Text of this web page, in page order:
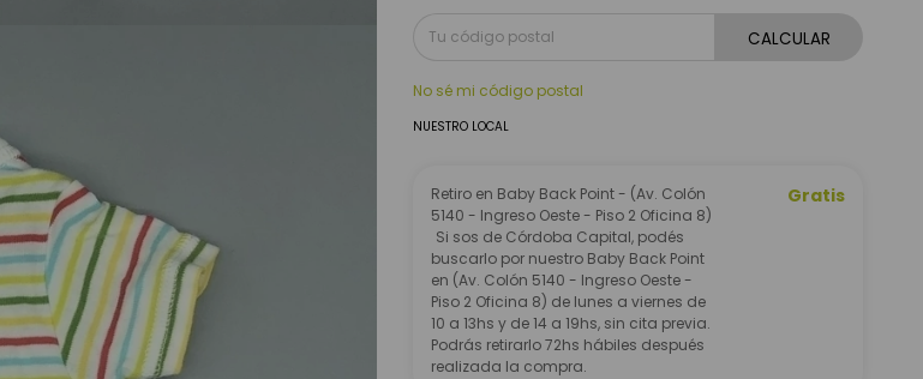
CALCULAR
No sé mi código postal
NUESTRO LOCAL
Retiro en Baby Back Point - (Av. Colón
5140 - Ingreso Oeste - Piso 2 Oficina 8)
Si sos de Córdoba Capital, podés
buscarlo por nuestro Baby Back Point
en (Av. Colón 5140 - Ingreso Oeste -
Piso 2 Oficina 8) de lunes a viernes de
10 a 13hs y de 14 a 19hs, sin cita previa.
Podrás retirarlo 72hs hábiles después
realizada la compra.
Gratis